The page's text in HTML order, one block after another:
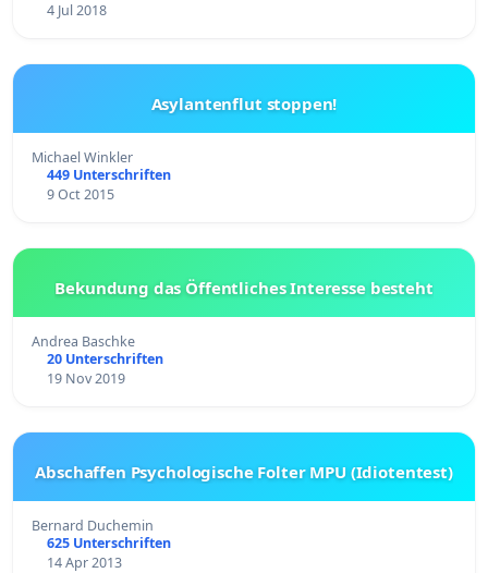
4 Jul 2018
Asylantenflut stoppen!
Michael Winkler
449 Unterschriften
9 Oct 2015
Bekundung das Öffentliches Interesse besteht
Andrea Baschke
20 Unterschriften
19 Nov 2019
Abschaffen Psychologische Folter MPU (Idiotentest)
Bernard Duchemin
625 Unterschriften
14 Apr 2013